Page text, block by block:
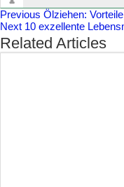
Previous Ölziehen:
Next 10 exzellente
Related Articles